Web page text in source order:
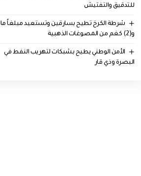
للتدقيق والتفتيش
شرطة الكرخ تطيح بسارقين وتستعيد مبلغاً
و(2) كغم من المصوغات الذهبية
الأمن الوطني يطيح بشبكات لتهريب النفط في
البصرة وذي قار